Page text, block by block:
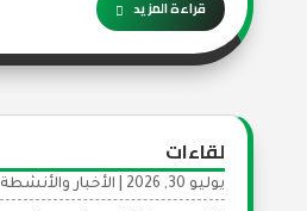
قراءة المزيد
لقاءات
يوليو 30, 2026 الأخبار والأنشطة